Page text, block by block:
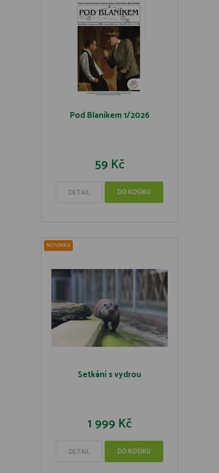
Pod Blaníkem 1/2026
59 Kč
DETAIL DO KOŠÍKU
NOVINKA
Setkání s vydrou
1 999 Kč
DETAIL DO KOŠÍKU